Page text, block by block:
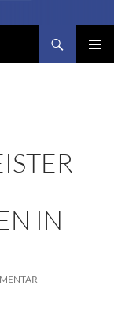
IN